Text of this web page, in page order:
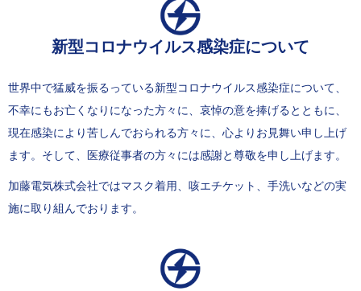
新型コロナウイルス感染症について
世界中で猛威を振るっている新型コロナウイルス感染症について、
不幸にもお亡くなりになった方々に、哀悼の意を捧げるとともに、
現在感染により苦しんでおられる方々に、心よりお見舞い申し上げ
ます。そして、医療従事者の方々には感謝と尊敬を申し上げます。
加藤電気株式会社ではマスク着用、咳エチケット、手洗いなどの実
施に取り組んでおります。